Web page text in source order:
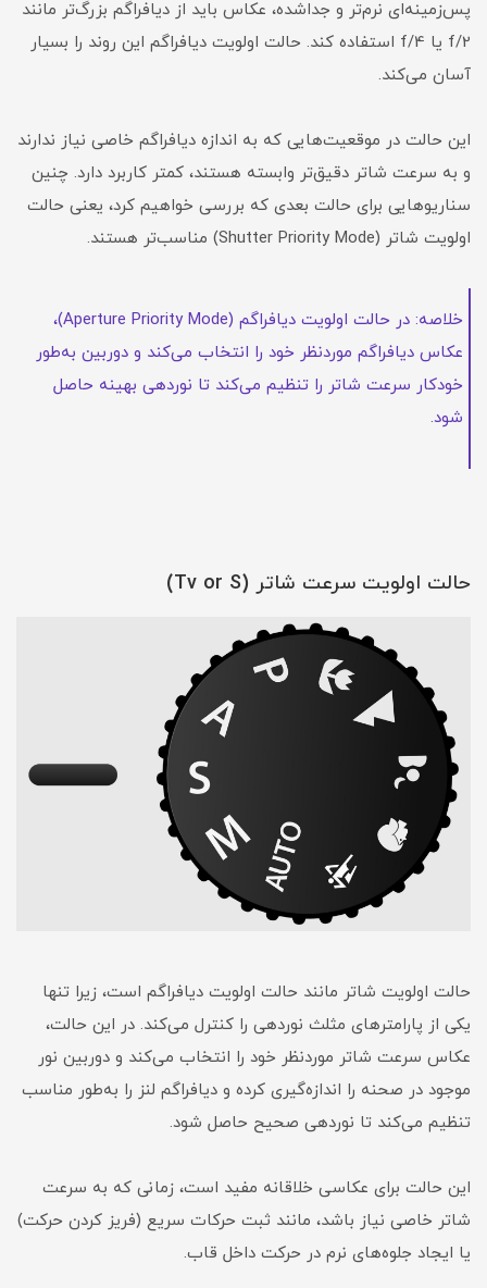
پس‌زمینه‌ای نرم‌تر و جداشده، عکاس باید از دیافراگم بزرگ‌تر مانند
f/2 یا f/4 استفاده کند. حالت اولویت دیافراگم این روند را بسیار
آسان می‌کند.
این حالت در موقعیت‌هایی که به اندازه دیافراگم خاصی نیاز ندارند
و به سرعت شاتر دقیق‌تر وابسته هستند، کمتر کاربرد دارد. چنین
سناریوهایی برای حالت بعدی که بررسی خواهیم کرد، یعنی حالت
اولویت شاتر (Shutter Priority Mode) مناسب‌تر هستند.
خلاصه: در حالت اولویت دیافراگم (Aperture Priority Mode)،
عکاس دیافراگم موردنظر خود را انتخاب می‌کند و دوربین به‌طور
خودکار سرعت شاتر را تنظیم می‌کند تا نوردهی بهینه حاصل
شود.
حالت اولویت سرعت شاتر (Tv or S)
حالت اولویت شاتر مانند حالت اولویت دیافراگم است، زیرا تنها
یکی از پارامترهای مثلث نوردهی را کنترل می‌کند. در این حالت،
عکاس سرعت شاتر موردنظر خود را انتخاب می‌کند و دوربین نور
موجود در صحنه را اندازه‌گیری کرده و دیافراگم لنز را به‌طور مناسب
تنظیم می‌کند تا نوردهی صحیح حاصل شود.
این حالت برای عکاسی خلاقانه مفید است، زمانی که به سرعت
شاتر خاصی نیاز باشد، مانند ثبت حرکات سریع (فریز کردن حرکت)
یا ایجاد جلوه‌های نرم در حرکت داخل قاب.